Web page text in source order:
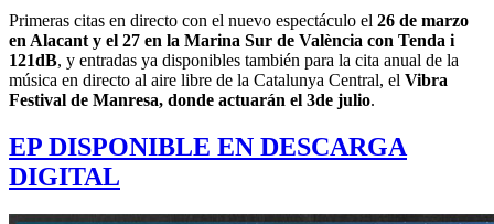
Primeras citas en directo con el nuevo espectáculo el 26 de marzo
en Alacant y el 27 en la Marina Sur de València con Tenda i
121dB, y entradas ya disponibles también para la cita anual de la
música en directo al aire libre de la Catalunya Central, el Vibra
Festival de Manresa, donde actuarán el 3de julio.
EP DISPONIBLE EN DESCARGA
DIGITAL